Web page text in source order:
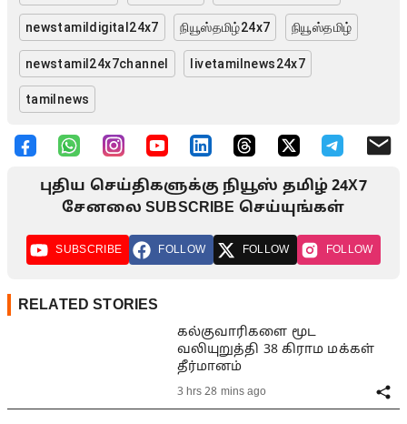
newstamildigital24x7 நியூஸ்தமிழ்24x7 நியூஸ்தமிழ்
newstamil24x7channel livetamilnews24x7
tamilnews
புதிய செய்திகளுக்கு நியூஸ் தமிழ் 24X7
சேனலை SUBSCRIBE செய்யுங்கள்
SUBSCRIBE FOLLOW FOLLOW FOLLOW
RELATED STORIES
கல்குவாரிகளை மூட
வலியுறுத்தி 38 கிராம மக்கள்
தீர்மானம்
3 hrs 28 mins ago